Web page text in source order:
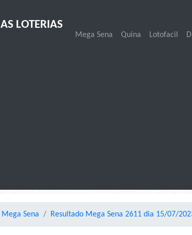
AS LOTERIAS
Mega Sena Quina Lotofacil
Mega Sena Resultado Mega Sena 2611 dia 15/07/